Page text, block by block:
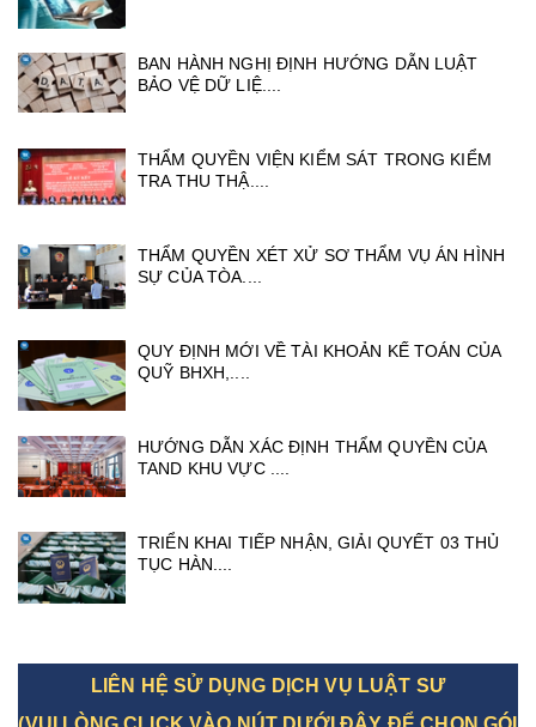
BAN HÀNH NGHỊ ĐỊNH HƯỚNG DẪN LUẬT
BẢO VỆ DỮ LIỆ....
THẨM QUYỀN VIỆN KIỂM SÁT TRONG KIỂM
TRA THU THẬ....
THẨM QUYỀN XÉT XỬ SƠ THẨM VỤ ÁN HÌNH
SỰ CỦA TÒA....
QUY ĐỊNH MỚI VỀ TÀI KHOẢN KẾ TOÁN CỦA
QUỸ BHXH,....
HƯỚNG DẪN XÁC ĐỊNH THẨM QUYỀN CỦA
TAND KHU VỰC ....
TRIỂN KHAI TIẾP NHẬN, GIẢI QUYẾT 03 THỦ
TỤC HÀN....
LIÊN HỆ SỬ DỤNG DỊCH VỤ LUẬT SƯ